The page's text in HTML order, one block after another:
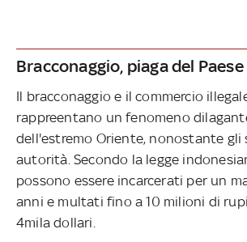
Bracconaggio, piaga del Paese
Il bracconaggio e il commercio
rappreentano un fenomeno
dell'estremo Oriente, nonostante gli
autorità. Secondo la legge
possono essere incarcerati per un
anni e multati fino a 10 milioni di
4mila dollari.